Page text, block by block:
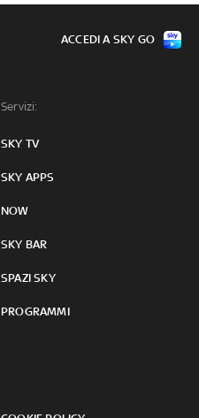
Servizi:
SKY TV
SKY APPS
NOW
SKY BAR
SPAZI SKY
PROGRAMMI
ACCEDI A SKY GO